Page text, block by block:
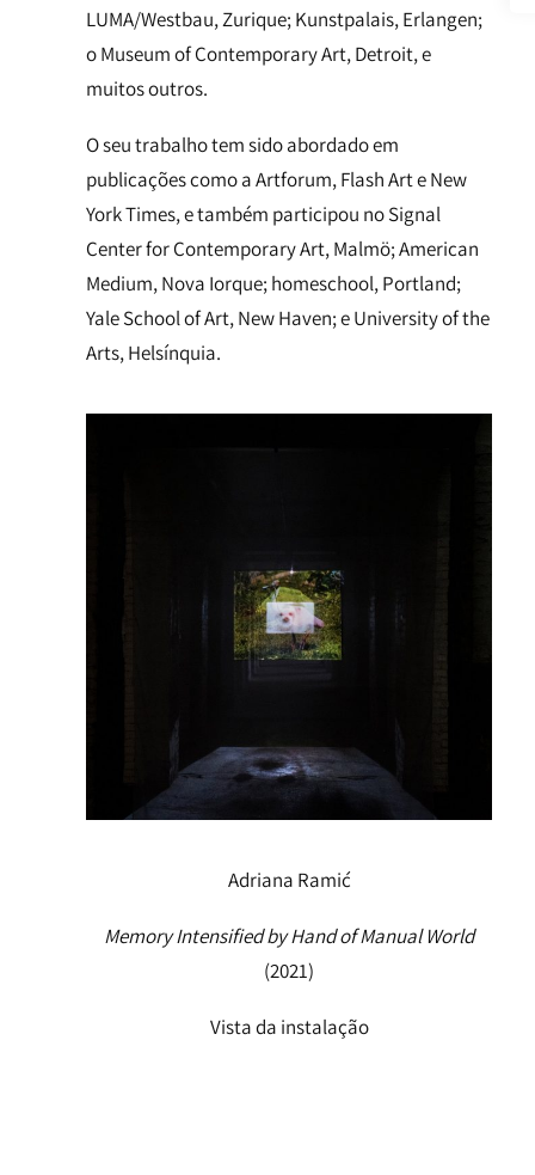
LUMA/Westbau, Zurique; Kunstpalais, Erlangen;
o Museum of Contemporary Art, Detroit, e
muitos outros.
O seu trabalho tem sido abordado em
publicações como a Artforum, Flash Art e New
York Times, e também participou no Signal
Center for Contemporary Art, Malmö; American
Medium, Nova Iorque; homeschool, Portland;
Yale School of Art, New Haven; e University of the
Arts, Helsínquia.
Adriana Ramić
Memory Intensified by Hand of Manual World
(2021)
Vista da instalação